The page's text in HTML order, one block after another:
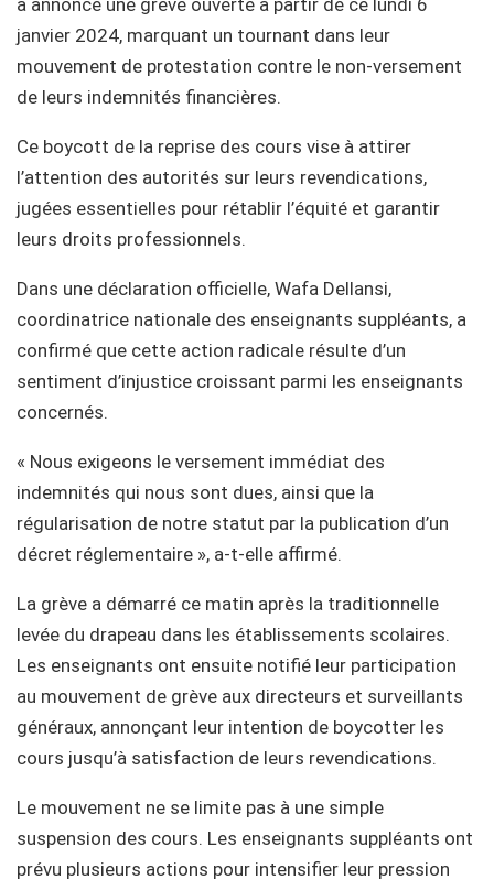
janvier 2024, marquant un tournant dans leur
mouvement de protestation contre le non-versement
de leurs indemnités financières.
Ce boycott de la reprise des cours vise à attirer
l’attention des autorités sur leurs revendications,
jugées essentielles pour rétablir l’équité et garantir
leurs droits professionnels.
Dans une déclaration officielle, Wafa Dellansi,
coordinatrice nationale des enseignants suppléants, a
confirmé que cette action radicale résulte d’un
sentiment d’injustice croissant parmi les enseignants
concernés.
« Nous exigeons le versement immédiat des
indemnités qui nous sont dues, ainsi que la
régularisation de notre statut par la publication d’un
décret réglementaire », a-t-elle affirmé.
La grève a démarré ce matin après la traditionnelle
levée du drapeau dans les établissements scolaires.
Les enseignants ont ensuite notifié leur participation
au mouvement de grève aux directeurs et surveillants
généraux, annonçant leur intention de boycotter les
cours jusqu’à satisfaction de leurs revendications.
Le mouvement ne se limite pas à une simple
suspension des cours. Les enseignants suppléants ont
prévu plusieurs actions pour intensifier leur pression